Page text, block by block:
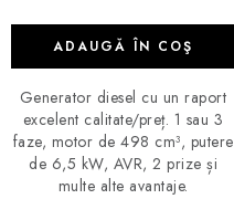
u
i
ADAUGĂ ÎN COŞ
Generator diesel cu un raport
excelent calitate/preț. 1 sau 3
faze, motor de 498 cm³, putere
de 6,5 kW, AVR, 2 prize și
multe alte avantaje.